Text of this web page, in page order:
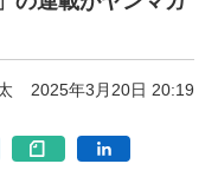
2025年3月20日 20:19